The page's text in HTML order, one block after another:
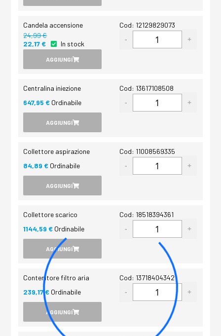
Candela accensione
Cod: 12129829073
24,99 €
22,17 €
In stock
AGGIUNGI
Centralina iniezione
Cod: 13617108508
647,95 € Ordinabile
AGGIUNGI
Collettore aspirazione
Cod: 11008569335
84,89 € Ordinabile
AGGIUNGI
Collettore scarico
Cod: 18518394361
1144,59 € Ordinabile
AGGIUNGI
Contenitore filtro aria
Cod: 13718404342
239,17 € Ordinabile
AGGIUNGI